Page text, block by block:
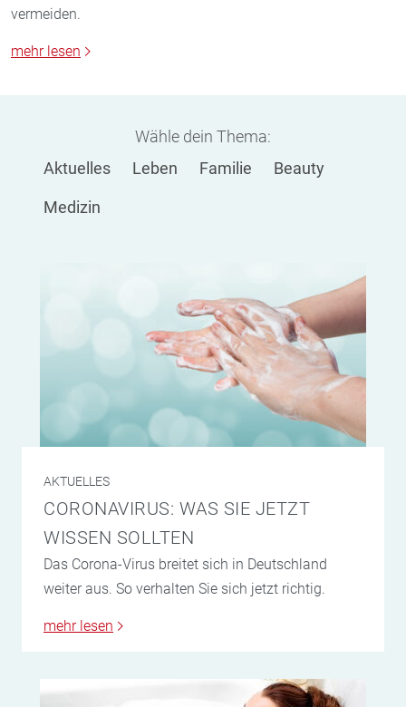
vermeiden.
mehr lesen
Wähle dein Thema:
Aktuelles
Leben Familie Beauty
Medizin
AKTUELLES
CORONAVIRUS: WAS SIE JETZT
WISSEN SOLLTEN
Das Corona-Virus breitet sich in Deutschland
weiter aus. So verhalten Sie sich jetzt richtig.
mehr lesen